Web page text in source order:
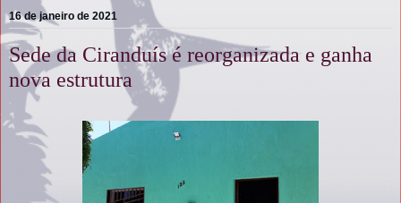
16 de janeiro de 2021
Sede da Ciranduís é reorganizada e ganha
nova estrutura